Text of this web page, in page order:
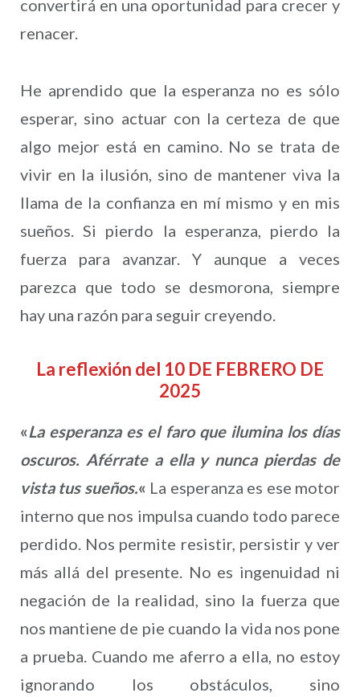
convertirá en una oportunidad para crecer y
renacer.
He aprendido que la esperanza no es sólo
esperar, sino actuar con la certeza de que
algo mejor está en camino. No se trata de
vivir en la ilusión, sino de mantener viva la
llama de la confianza en mí mismo y en mis
sueños. Si pierdo la esperanza, pierdo la
fuerza para avanzar. Y aunque a veces
parezca que todo se desmorona, siempre
hay una razón para seguir creyendo.
La reflexión del 10 DE FEBRERO DE
2025
«La esperanza es el faro que ilumina los días
oscuros. Aférrate a ella y nunca pierdas de
vista tus sueños.« La esperanza es ese motor
interno que nos impulsa cuando todo parece
perdido. Nos permite resistir, persistir y ver
más allá del presente. No es ingenuidad ni
negación de la realidad, sino la fuerza que
nos mantiene de pie cuando la vida nos pone
a prueba. Cuando me aferro a ella, no estoy
ignorando los obstáculos, sino